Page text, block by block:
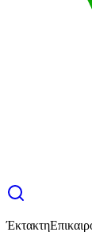
Έκτακτη